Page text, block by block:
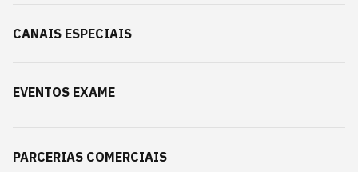
CANAIS ESPECIAIS
EVENTOS EXAME
PARCERIAS COMERCIAIS